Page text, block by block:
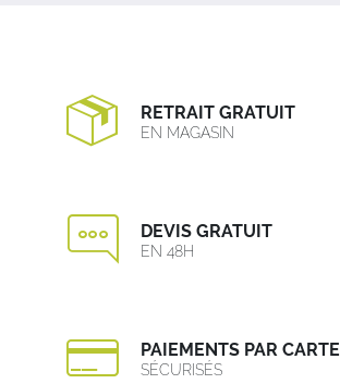
RETRAIT GRATUIT
EN MAGASIN
DEVIS GRATUIT
EN 48H
PAIEMENTS PAR CARTE
SÉCURISÉS